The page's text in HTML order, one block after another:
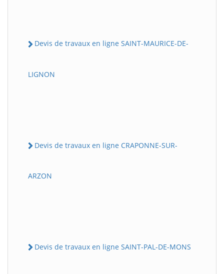
Devis de travaux en ligne SAINT-MAURICE-DE-
LIGNON
Devis de travaux en ligne CRAPONNE-SUR-
ARZON
Devis de travaux en ligne SAINT-PAL-DE-MONS